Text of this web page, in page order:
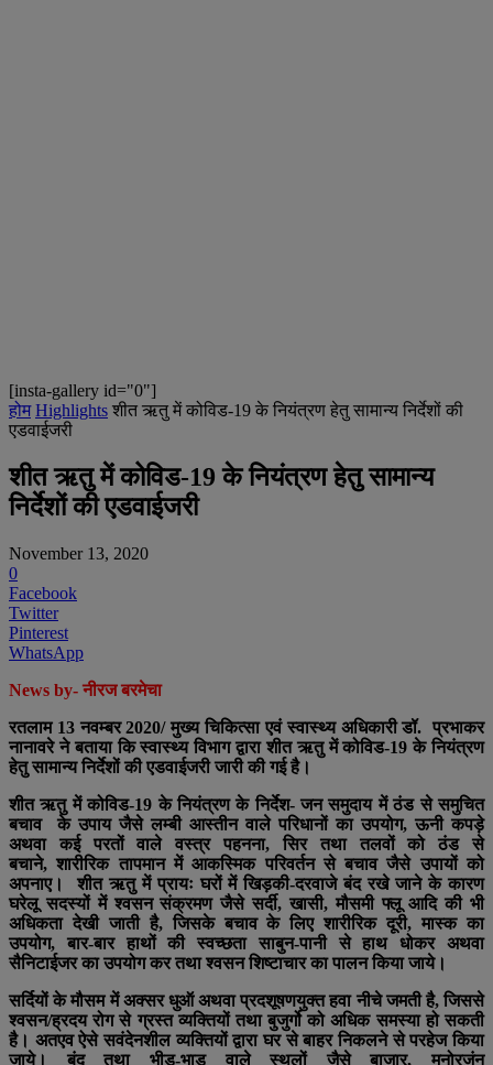
[insta-gallery id="0"]
होम Highlights शीत ऋतु में कोविड-19 के नियंत्रण हेतु सामान्य निर्देशों की
एडवाईजरी
शीत ऋतु में कोविड-19 के नियंत्रण हेतु सामान्य
निर्देशों की एडवाईजरी
November 13, 2020
0
Facebook
Twitter
Pinterest
WhatsApp
News by- नीरज बरमेचा
रतलाम 13 नवम्बर 2020/ मुख्य चिकित्सा एवं स्वास्थ्य अधिकारी डॉ. प्रभाकर
नानावरे ने बताया कि स्वास्थ्य विभाग द्वारा शीत ऋतु में कोविड-19 के नियंत्रण
हेतु सामान्य निर्देशों की एडवाईजरी जारी की गई है।
शीत ऋतु में कोविड-19 के नियंत्रण के निर्देश- जन समुदाय में ठंड से समुचित
बचाव के उपाय जैसे लम्बी आस्तीन वाले परिधानों का उपयोग, ऊनी कपड़े
अथवा कई परतों वाले वस्त्र पहनना, सिर तथा तलवों को ठंड से
बचाने, शारीरिक तापमान में आकस्मिक परिवर्तन से बचाव जैसे उपायों को
अपनाए। शीत ऋतु में प्रायः घरों में खिड़की-दरवाजे बंद रखे जाने के कारण
घरेलू सदस्यों में श्वसन संक्रमण जैसे सर्दी, खासी, मौसमी फ्लू आदि की भी
अधिकता देखी जाती है, जिसके बचाव के लिए शारीरिक दूरी, मास्क का
उपयोग, बार-बार हाथों की स्वच्छता साबुन-पानी से हाथ धोकर अथवा
सैनिटाईजर का उपयोग कर तथा श्वसन शिष्टाचार का पालन किया जाये।
सर्दियों के मौसम में अक्सर धुऑ अथवा प्रदशूषणयुक्त हवा नीचे जमती है, जिससे
श्वसन/ह्रदय रोग से ग्रस्त व्यक्तियों तथा बुजुर्गो को अधिक समस्या हो सकती
है। अतएव ऐसे सवंदेनशील व्यक्तियों द्वारा घर से बाहर निकलने से परहेज किया
जाये। बंद तथा भीड़-भाड़ वाले स्थलों जैसे बाजार, मनोरजंन